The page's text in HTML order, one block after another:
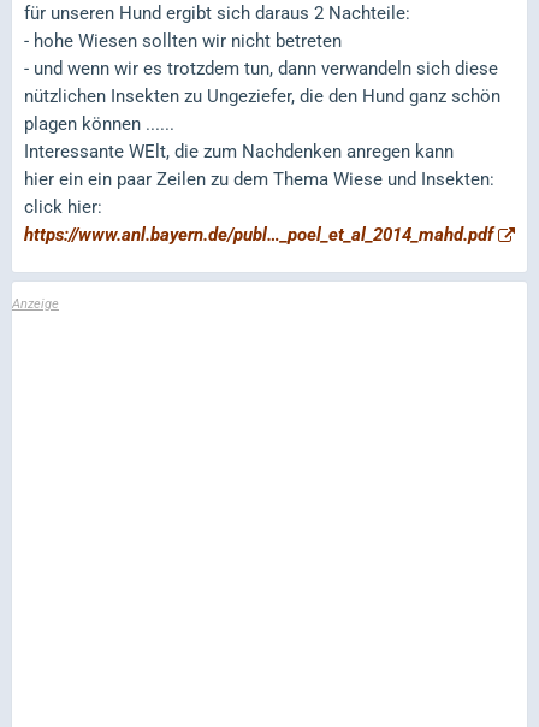
für unseren Hund ergibt sich daraus 2 Nachteile:
- hohe Wiesen sollten wir nicht betreten
- und wenn wir es trotzdem tun, dann verwandeln sich diese
nützlichen Insekten zu Ungeziefer, die den Hund ganz schön
plagen können ......
Interessante WElt, die zum Nachdenken anregen kann
hier ein ein paar Zeilen zu dem Thema Wiese und Insekten:
click hier:
https://www.anl.bayern.de/publ…_poel_et_al_2014_mahd.pdf